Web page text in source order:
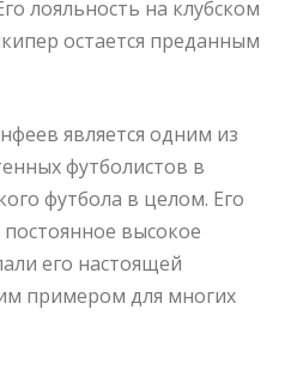
лояльность на клубском
остается преданным
является одним из
футболистов в
футбола в целом. Его
высокое
его настоящей
примером для многих